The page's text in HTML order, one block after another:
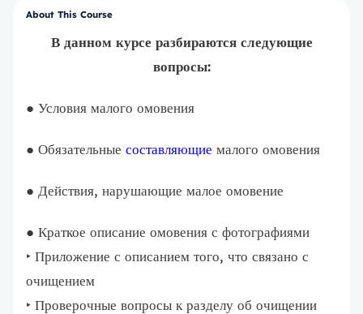
About This Course
В данном курсе разбираются следующие
вопросы:
● Условия малого омовения
● Обязательные составляющие малого омовения
● Действия, нарушающие малое омовение
● Краткое описание омовения с фотографиями
‣ Приложение с описанием того, что связано с
очищением
‣ Проверочные вопросы к разделу об очищении